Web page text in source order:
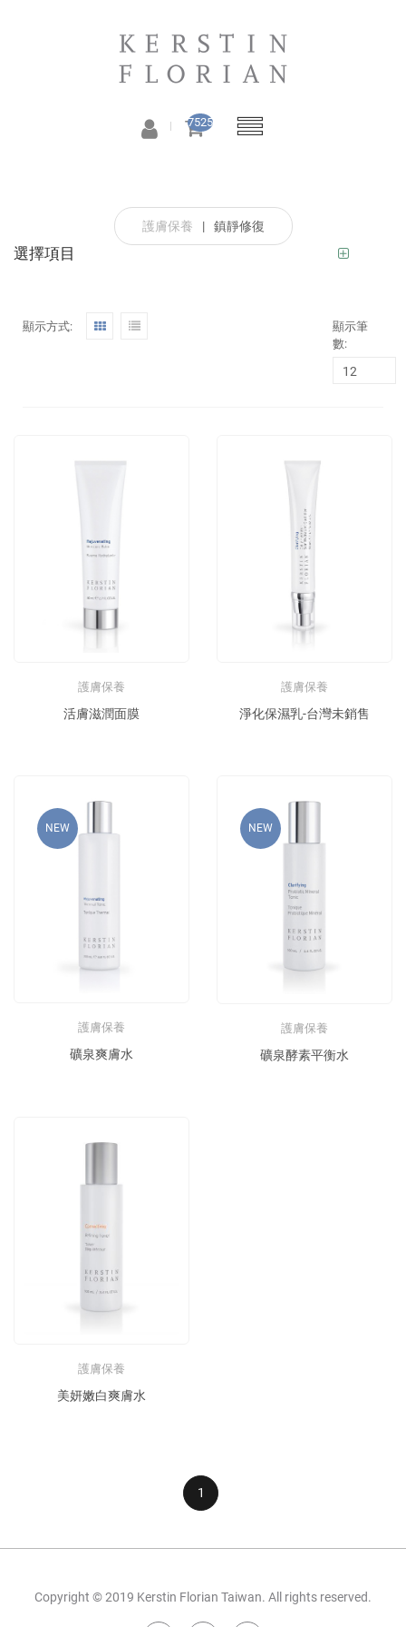
7525
護膚保養 | 鎮靜修復
選擇項目
顯示方式:
顯示筆
數:
護膚保養
活膚滋潤面膜
護膚保養
淨化保濕乳-台灣未銷售
NEW
護膚保養
礦泉爽膚水
NEW
護膚保養
礦泉酵素平衡水
護膚保養
美妍嫩白爽膚水
1
Copyright © 2019 Kerstin Florian Taiwan. All rights reserved.